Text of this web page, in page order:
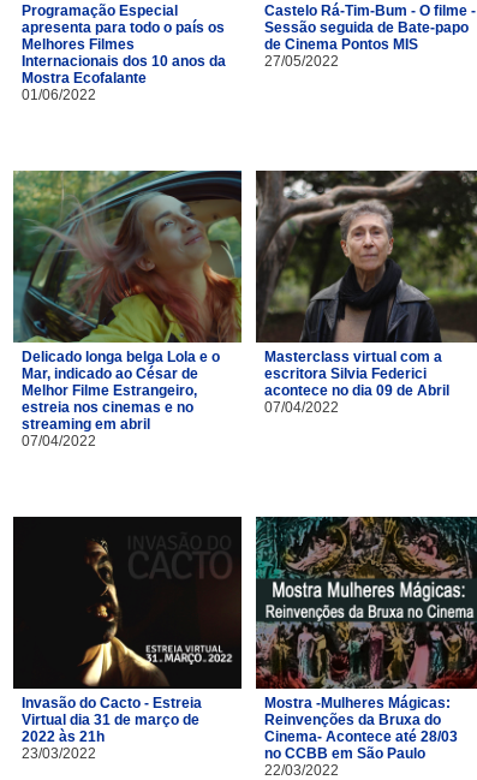
Programação Especial
apresenta para todo o país os
Melhores Filmes
Internacionais dos 10 anos da
Mostra Ecofalante
01/06/2022
Castelo Rá-Tim-Bum - O filme -
Sessão seguida de Bate-papo
de Cinema Pontos MIS
27/05/2022
Delicado longa belga Lola e o
Mar, indicado ao César de
Melhor Filme Estrangeiro,
estreia nos cinemas e no
streaming em abril
07/04/2022
Masterclass virtual com a
escritora Silvia Federici
acontece no dia 09 de Abril
07/04/2022
Invasão do Cacto - Estreia
Virtual dia 31 de março de
2022 às 21h
23/03/2022
Mostra -Mulheres Mágicas:
Reinvenções da Bruxa do
Cinema- Acontece até 28/03
no CCBB em São Paulo
22/03/2022